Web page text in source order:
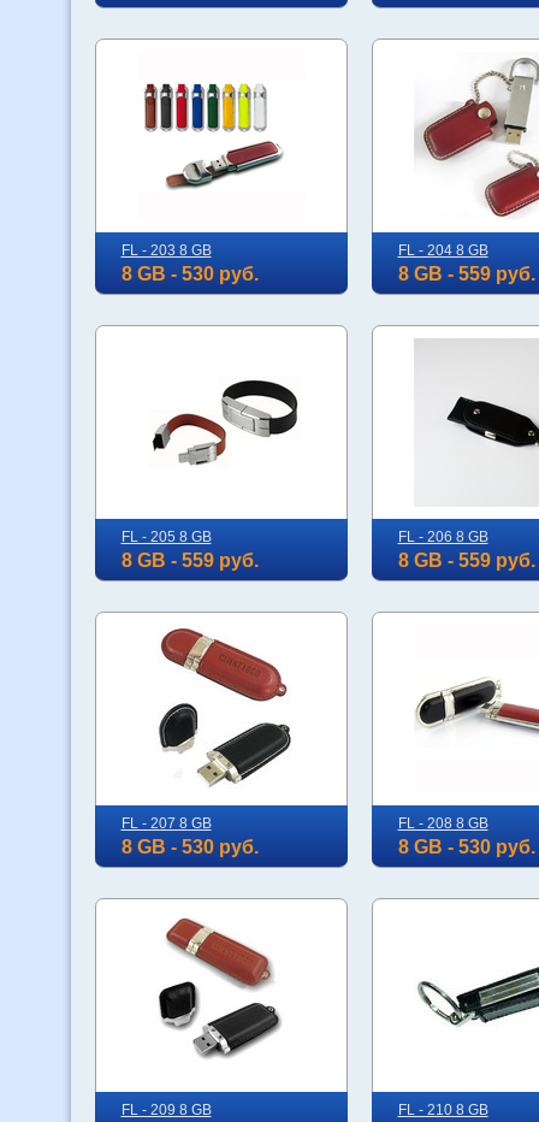
FL - 203 8 GB
8 GB - 530 руб.
FL - 204 8 GB
8 GB - 559 руб.
FL - 205 8 GB
8 GB - 559 руб.
FL - 206 8 GB
8 GB - 559 руб.
FL - 207 8 GB
8 GB - 530 руб.
FL - 208 8 GB
8 GB - 530 руб.
FL - 209 8 GB FL - 210 8 GB